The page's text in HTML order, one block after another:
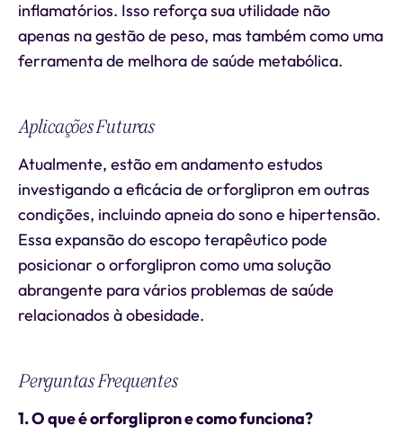
inflamatórios. Isso reforça sua utilidade não
apenas na gestão de peso, mas também como uma
ferramenta de melhora de saúde metabólica.
Aplicações Futuras
Atualmente, estão em andamento estudos
investigando a eficácia de orforglipron em outras
condições, incluindo apneia do sono e hipertensão.
Essa expansão do escopo terapêutico pode
posicionar o orforglipron como uma solução
abrangente para vários problemas de saúde
relacionados à obesidade.
Perguntas Frequentes
1. O que é orforglipron e como funciona?